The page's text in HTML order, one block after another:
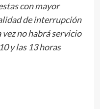
con mayor
de interrupción
no habrá servicio
y las 13 horas